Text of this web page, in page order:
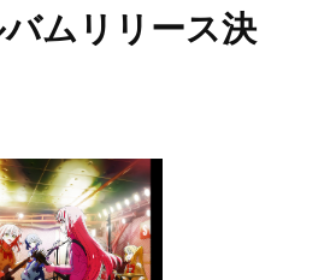
ムリリース決